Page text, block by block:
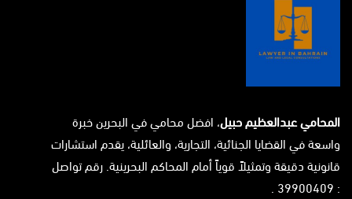
المحامي عبدالعظيم حبيل، افضل محامي في البحرين خبرة
واسعة في القضايا الجنائية، التجارية، والعائلية، يقدم استشارات
قانونية دقيقة وتمثيلاً قوياً أمام المحاكم البحرينية. رقم تواصل
: 39900409 .